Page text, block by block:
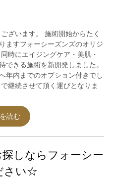
ざいます。 施術開始からたく
ますフォーシーズンズのオリジ
時にエイジングケア・美肌・
きる施術を新開発しました。
年内までのオプション付きでし
継続させて頂く運びとなりま
読む
しならフォーシー
さい☆